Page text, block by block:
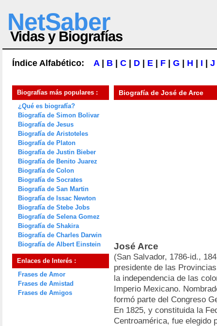
NetSaber
Vidas y Biografías
Índice Alfabético: A| B C D E F G H I J
Biografías más populares :
¿Qué es biografía?
Biografía de Simon Bolivar
Biografía de Jesus
Biografía de Aristoteles
Biografía de Platon
Biografía de Justin Bieber
Biografía de Benito Juarez
Biografía de Colon
Biografía de Socrates
Biografía de San Martin
Biografía de Issac Newton
Biografía de Stebe Jobs
Biografía de Selena Gomez
Biografía de Shakira
Biografía de Charles Darwin
Biografía de Albert Einstein
Enlaces de Interés :
Frases de Amor
Frases de Amistad
Frases de Amigos
Biografía de José de Arce
José Arce
(San Salvador, 1786-id.,
presidente de las
la independencia de las
Imperio Mexicano.
formó parte del Congreso
En 1825, y constituida la
Centroamérica, fue elegido